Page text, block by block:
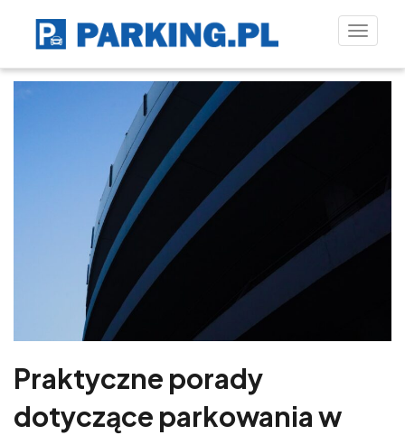
Toggle
Praktyczne porady
dotyczące parkowania w